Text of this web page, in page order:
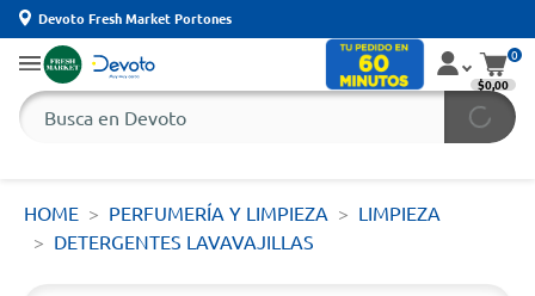
Devoto Fresh Market Portones
0
$0,00
HOME PERFUMERÍA Y LIMPIEZA
LIMPIEZA
DETERGENTES LAVAVAJILLAS